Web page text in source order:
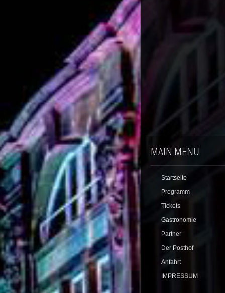
MAIN MENU
Startseite
Programm
Tickets
Gastronomie
Partner
Der Posthof
Anfahrt
IMPRESSUM